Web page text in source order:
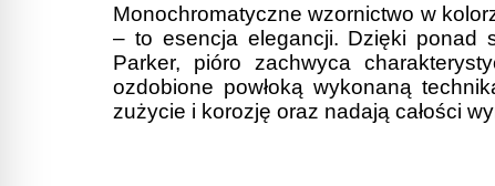
Monochromatyczne wzornictwo w
– to esencja elegancji. Dzięki ponad
Parker, pióro zachwyca
ozdobione powłoką wykonaną
zużycie i korozję oraz nadają całości